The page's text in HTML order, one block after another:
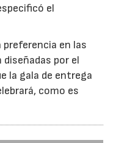
el
en las
por el
la gala de entrega
como es